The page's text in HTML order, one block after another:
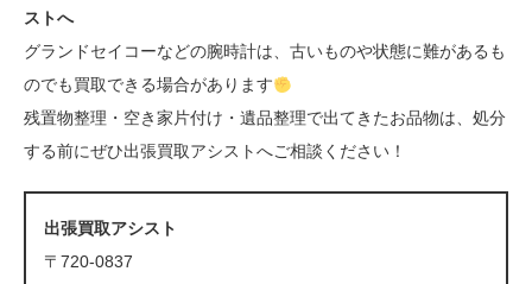
ストへ
グランドセイコーなどの腕時計は、古いものや状態に難があるも
のでも買取できる場合があります
残置物整理・空き家片付け・遺品整理で出てきたお品物は、処分
する前にぜひ出張買取アシストへご相談ください！
出張買取アシスト
〒720-0837